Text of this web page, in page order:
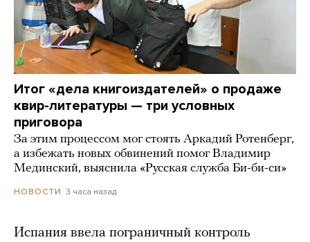
Итог «дела книгоиздателей» о продаже
квир-литературы — три условных
приговора
За этим процессом мог стоять Аркадий Ротенберг,
а избежать новых обвинений помог Владимир
Мединский, выяснила «Русская служба Би-би-си»
НОВОСТИ 3 часа назад
Испания ввела пограничный контроль